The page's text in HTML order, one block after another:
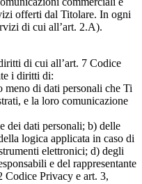
offerti dal Titolare. In ogni
di cui all’art. 2.A).
di cui all’art. 7 Codice
i diritti di:
meno di dati personali che Ti
e la loro comunicazione
dei dati personali; b) delle
logica applicata in caso di
elettronici; d) degli
e del rappresentante
Codice Privacy e art. 3,